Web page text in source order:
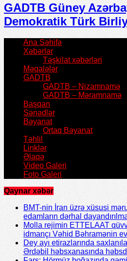
GADTB Güney
Demokratik Türk
Ana Səhifə
Xəbərlər
Təşkilat xəbərləri
Məqalələr
GADTB
GADTB – Nizamnamə
GADTB – Məramnamə
Başqan
Sənədlər
Bəyanat
Ortaq Bəyanat
Təhlil
Linklər
Əlaqə
Video Galeri
Foto Galeri
Qaynar xəbər
BMT-nin İran üzrə xüsusi
edamların dərhal
Molla rejimin ETTELAAT
idmançı Vəhid Bəhramənin
Dey ayı etirazlarında
Ərdəbil həbsxanasında